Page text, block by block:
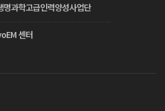
명과학고급인력양성사업단
센터